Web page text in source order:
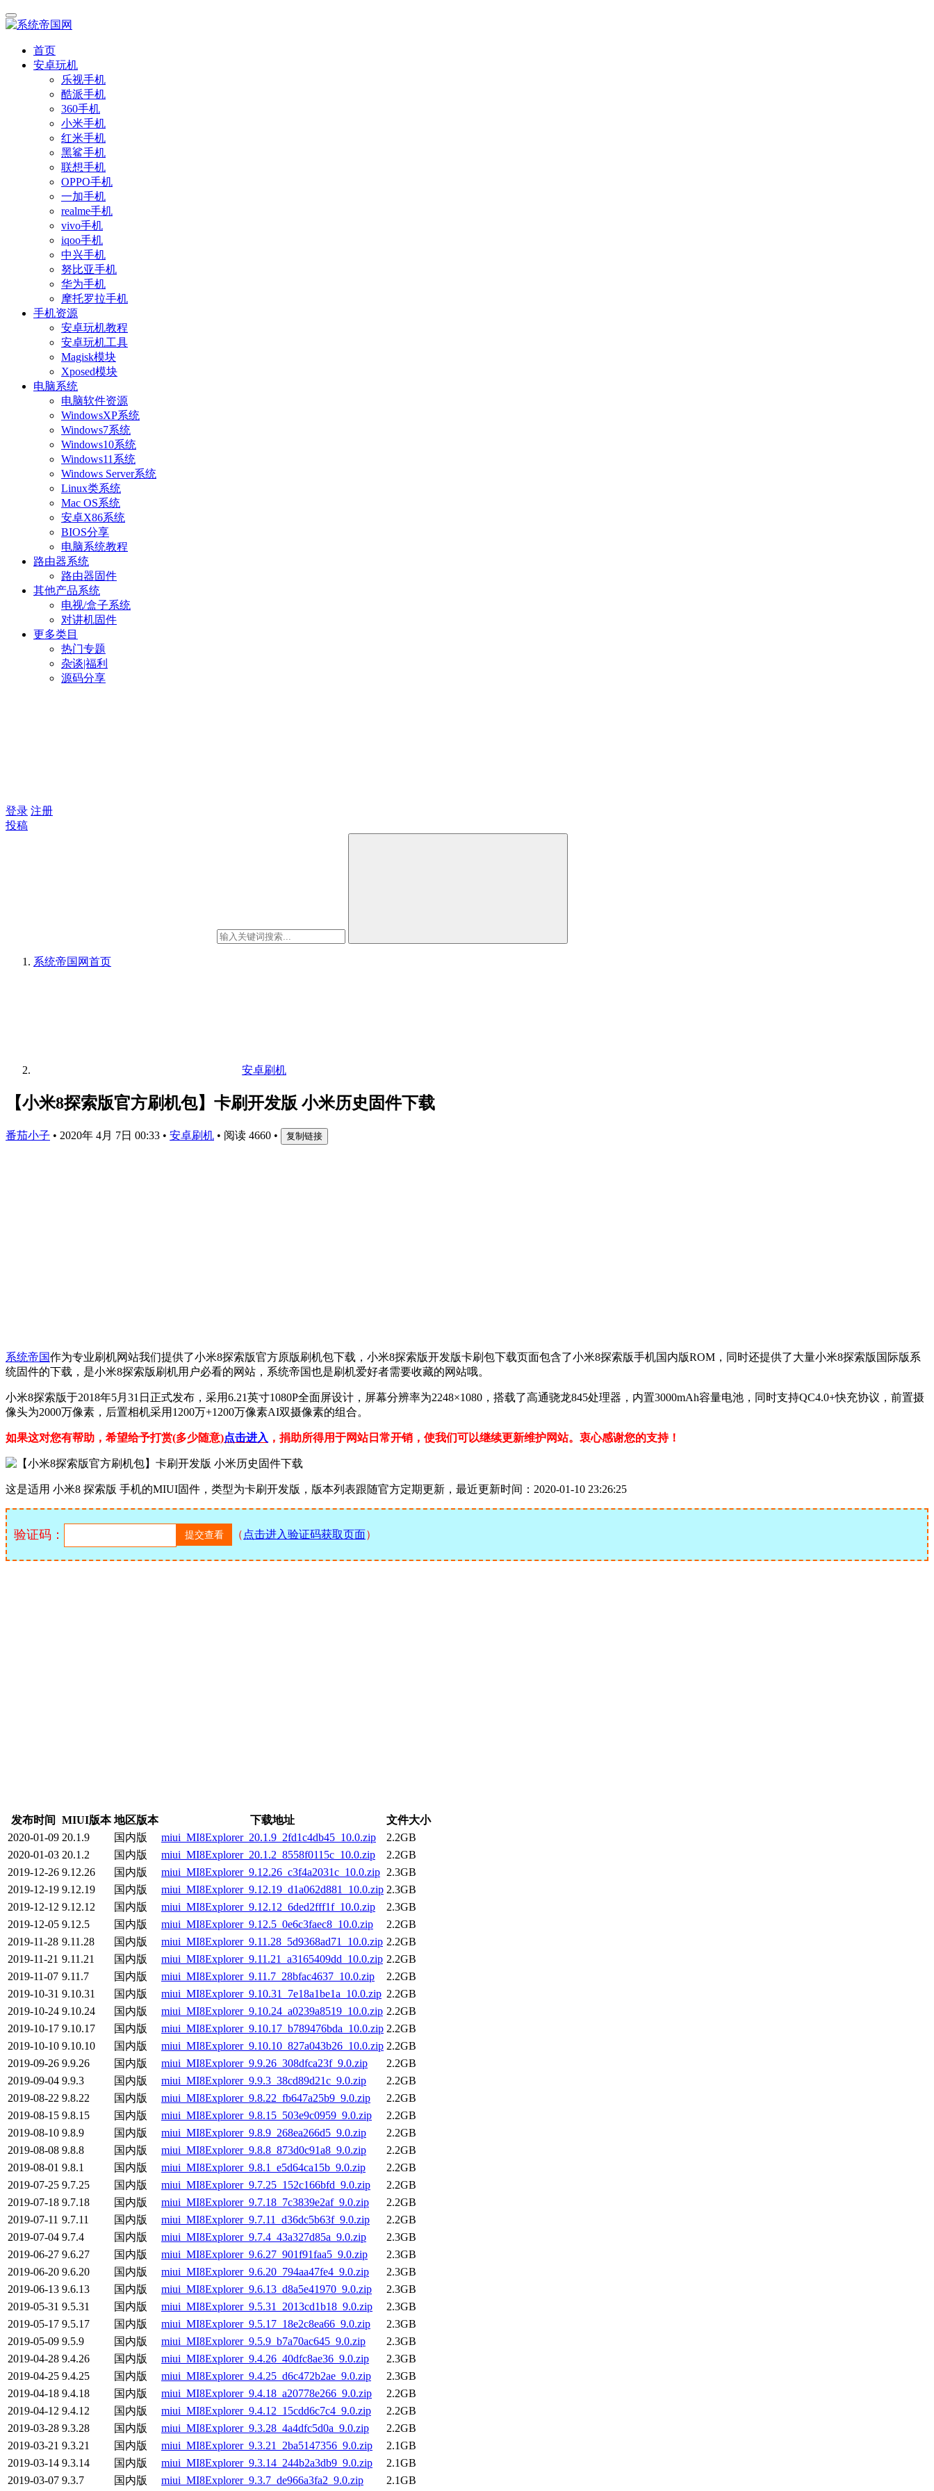
首页
安卓玩机
乐视手机
酷派手机
360手机
小米手机
红米手机
黑鲨手机
联想手机
OPPO手机
一加手机
realme手机
vivo手机
iqoo手机
中兴手机
努比亚手机
华为手机
摩托罗拉手机
手机资源
安卓玩机教程
安卓玩机工具
Magisk模块
Xposed模块
电脑系统
电脑软件资源
WindowsXP系统
Windows7系统
Windows10系统
Windows11系统
Windows Server系统
Linux类系统
Mac OS系统
安卓X86系统
BIOS分享
电脑系统教程
路由器系统
路由器固件
其他产品系统
电视/盒子系统
对讲机固件
更多类目
热门专题
杂谈|福利
源码分享
登录 注册
投稿
系统帝国网首页
安卓刷机
【小米8探索版官方刷机包】卡刷开发版 小米历史固件下载
番茄小子 • 2020年 4月 7日 00:33 • 安卓刷机 • 阅读 4660 • 复制链接
系统帝国作为专业刷机网站我们提供了小米8探索版官方原版刷机包下载，小米8探索版开发版卡刷包下载页面包含了小米8探索版手机国内版ROM，同时还提供了大量小米8探索版国际版系
统固件的下载，是小米8探索版刷机用户必看的网站，系统帝国也是刷机爱好者需要收藏的网站哦。
小米8探索版于2018年5月31日正式发布，采用6.21英寸1080P全面屏设计，屏幕分辨率为2248×1080，搭载了高通骁龙845处理器，内置3000mAh容量电池，同时支持QC4.0+快充协议，前置摄
像头为2000万像素，后置相机采用1200万+1200万像素AI双摄像素的组合。
如果这对您有帮助，希望给予打赏(多少随意)点击进入 ，捐助所得用于网站日常开销，使我们可以继续更新维护网站。衷心感谢您的支持！
这是适用 小米8 探索版 手机的MIUI固件，类型为卡刷开发版，版本列表跟随官方定期更新，最近更新时间：2020-01-10 23:26:25
验证码： （ 点击进入验证码获取页面）
发布时间 MIUI版本 地区版本 下载地址
文件大小
2020-01-09 20.1.9 国内版 miui_MI8Explorer_20.1.9_2fd1c4db45_10.0.zip
2.2GB
2020-01-03 20.1.2 国内版 miui_MI8Explorer_20.1.2_8558f0115c_10.0.zip
2.2GB
2019-12-26 9.12.26 国内版 miui_MI8Explorer_9.12.26_c3f4a2031c_10.0.zip 2.3GB
2019-12-19 9.12.19 国内版 miui_MI8Explorer_9.12.19_d1a062d881_10.0.zip 2.3GB
2019-12-12 9.12.12 国内版 miui_MI8Explorer_9.12.12_6ded2fff1f_10.0.zip
2.3GB
2019-12-05 9.12.5 国内版 miui_MI8Explorer_9.12.5_0e6c3faec8_10.0.zip
2.2GB
2019-11-28 9.11.28 国内版 miui_MI8Explorer_9.11.28_5d9368ad71_10.0.zip 2.2GB
2019-11-21 9.11.21 国内版 miui_MI8Explorer_9.11.21_a3165409dd_10.0.zip 2.2GB
2019-11-07 9.11.7 国内版 miui_MI8Explorer_9.11.7_28bfac4637_10.0.zip
2.2GB
2019-10-31 9.10.31 国内版 miui_MI8Explorer_9.10.31_7e18a1be1a_10.0.zip 2.2GB
2019-10-24 9.10.24 国内版 miui_MI8Explorer_9.10.24_a0239a8519_10.0.zip 2.2GB
2019-10-17 9.10.17 国内版 miui_MI8Explorer_9.10.17_b789476bda_10.0.zip 2.2GB
2019-10-10 9.10.10 国内版 miui_MI8Explorer_9.10.10_827a043b26_10.0.zip 2.2GB
2019-09-26 9.9.26 国内版 miui_MI8Explorer_9.9.26_308dfca23f_9.0.zip
2.2GB
2019-09-04 9.9.3 国内版 miui_MI8Explorer_9.9.3_38cd89d21c_9.0.zip
2.2GB
2019-08-22 9.8.22 国内版 miui_MI8Explorer_9.8.22_fb647a25b9_9.0.zip
2.2GB
2019-08-15 9.8.15 国内版 miui_MI8Explorer_9.8.15_503e9c0959_9.0.zip
2.2GB
2019-08-10 9.8.9 国内版 miui_MI8Explorer_9.8.9_268ea266d5_9.0.zip
2.2GB
2019-08-08 9.8.8 国内版 miui_MI8Explorer_9.8.8_873d0c91a8_9.0.zip
2.2GB
2019-08-01 9.8.1 国内版 miui_MI8Explorer_9.8.1_e5d64ca15b_9.0.zip
2.2GB
2019-07-25 9.7.25 国内版 miui_MI8Explorer_9.7.25_152c166bfd_9.0.zip
2.2GB
2019-07-18 9.7.18 国内版 miui_MI8Explorer_9.7.18_7c3839e2af_9.0.zip
2.2GB
2019-07-11 9.7.11 国内版 miui_MI8Explorer_9.7.11_d36dc5b63f_9.0.zip
2.2GB
2019-07-04 9.7.4 国内版 miui_MI8Explorer_9.7.4_43a327d85a_9.0.zip
2.3GB
2019-06-27 9.6.27 国内版 miui_MI8Explorer_9.6.27_901f91faa5_9.0.zip
2.3GB
2019-06-20 9.6.20 国内版 miui_MI8Explorer_9.6.20_794aa47fe4_9.0.zip
2.3GB
2019-06-13 9.6.13 国内版 miui_MI8Explorer_9.6.13_d8a5e41970_9.0.zip
2.3GB
2019-05-31 9.5.31 国内版 miui_MI8Explorer_9.5.31_2013cd1b18_9.0.zip
2.3GB
2019-05-17 9.5.17 国内版 miui_MI8Explorer_9.5.17_18e2c8ea66_9.0.zip
2.3GB
2019-05-09 9.5.9 国内版 miui_MI8Explorer_9.5.9_b7a70ac645_9.0.zip
2.3GB
2019-04-28 9.4.26 国内版 miui_MI8Explorer_9.4.26_40dfc8ae36_9.0.zip
2.3GB
2019-04-25 9.4.25 国内版 miui_MI8Explorer_9.4.25_d6c472b2ae_9.0.zip
2.3GB
2019-04-18 9.4.18 国内版 miui_MI8Explorer_9.4.18_a20778e266_9.0.zip
2.2GB
2019-04-12 9.4.12 国内版 miui_MI8Explorer_9.4.12_15cdd6c7c4_9.0.zip
2.2GB
2019-03-28 9.3.28 国内版 miui_MI8Explorer_9.3.28_4a4dfc5d0a_9.0.zip
2.2GB
2019-03-21 9.3.21 国内版 miui_MI8Explorer_9.3.21_2ba5147356_9.0.zip
2.1GB
2019-03-14 9.3.14 国内版 miui_MI8Explorer_9.3.14_244b2a3db9_9.0.zip
2.1GB
2019-03-07 9.3.7 国内版 miui_MI8Explorer_9.3.7_de966a3fa2_9.0.zip 2.1GB